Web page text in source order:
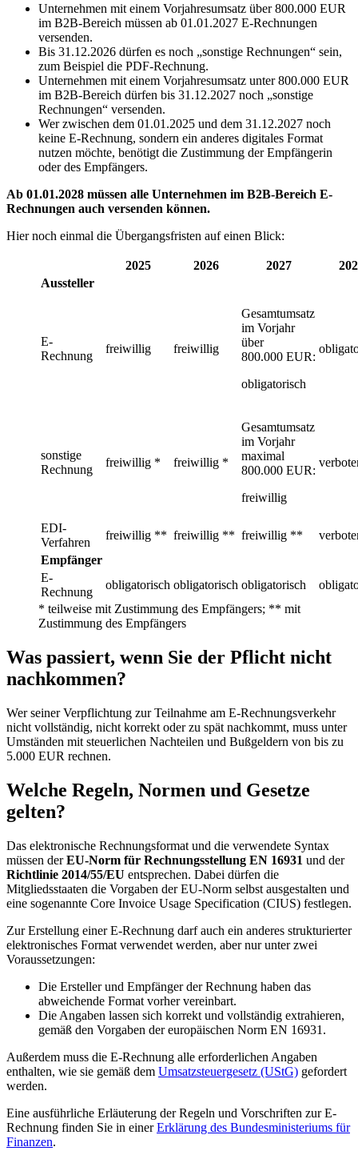
Unternehmen mit einem Vorjahresumsatz über 800.000 EUR
im B2B-Bereich müssen ab 01.01.2027 E-Rechnungen
versenden.
Bis 31.12.2026 dürfen es noch „sonstige Rechnungen“ sein,
zum Beispiel die PDF-Rechnung.
Unternehmen mit einem Vorjahresumsatz unter 800.000 EUR
im B2B-Bereich dürfen bis 31.12.2027 noch „sonstige
Rechnungen“ versenden.
Wer zwischen dem 01.01.2025 und dem 31.12.2027 noch
keine E-Rechnung, sondern ein anderes digitales Format
nutzen möchte, benötigt die Zustimmung der Empfängerin
oder des Empfängers.
Ab 01.01.2028 müssen alle Unternehmen im B2B-Bereich E-
Rechnungen auch versenden können.
Hier noch einmal die Übergangsfristen auf einen Blick:
2025 2026 2027
Aussteller
E-
Rechnung
freiwillig freiwillig
Gesamtumsatz
im Vorjahr
über
800.000 EUR:
obligatorisch
sonstige
Rechnung
freiwillig * freiwillig *
Gesamtumsatz
im Vorjahr
maximal
800.000 EUR:
freiwillig
EDI-
Verfahren
freiwillig ** freiwillig ** freiwillig **
Empfänger
E-
Rechnung
obligatorisch obligatorisch obligatorisch
* teilweise mit Zustimmung des Empfängers; ** mit
Zustimmung des Empfängers
Was passiert, wenn Sie der Pflicht nicht
nachkommen?
Wer seiner Verpflichtung zur Teilnahme am E-Rechnungsverkehr
nicht vollständig, nicht korrekt oder zu spät nachkommt, muss unter
Umständen mit steuerlichen Nachteilen und Bußgeldern von bis zu
5.000 EUR rechnen.
Welche Regeln, Normen und Gesetze
gelten?
Das elektronische Rechnungsformat und die verwendete Syntax
müssen derEU-Norm für Rechnungsstellung EN 16931 und der
Richtlinie 2014/55/EU entsprechen. Dabei dürfen die
Mitgliedsstaaten die Vorgaben der EU-Norm selbst ausgestalten und
eine sogenannte Core Invoice Usage Specification (CIUS) festlegen.
Zur Erstellung einer E-Rechnung darf auch ein anderes strukturierter
elektronisches Format verwendet werden, aber nur unter zwei
Voraussetzungen:
Die Ersteller und Empfänger der Rechnung haben das
abweichende Format vorher vereinbart.
Die Angaben lassen sich korrekt und vollständig extrahieren,
gemäß den Vorgaben der europäischen Norm EN 16931.
Außerdem muss die E-Rechnung alle erforderlichen Angaben
enthalten, wie sie gemäß dem Umsatzsteuergesetz (UStG) gefordert
werden.
Eine ausführliche Erläuterung der Regeln und Vorschriften zur E-
Rechnung finden Sie in einerErklärung des Bundesministeriums für
Finanzen.